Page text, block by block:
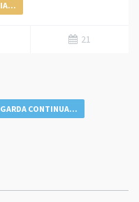
21
CONTINUA...